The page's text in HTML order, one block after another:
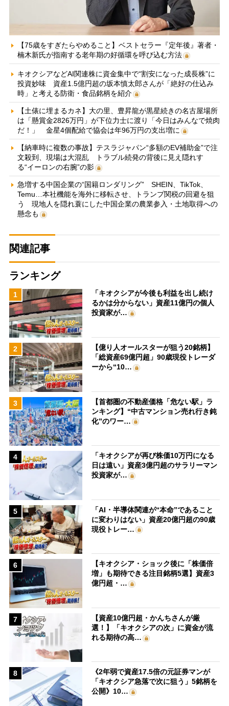
【75歳をすぎたらやめること】ベストセラー『定年後』著者・
楠木新氏が指南する老年期の好循環を呼び込む方法
キオクシアなどAI関連株に資金集中で“割安になった成長株”に
投資妙味 資産1.5億円超の坂本慎太郎さんが「絶好の仕込み
時」と考える防衛・食品銘柄を紹介
【土俵に埋まるカネ】大の里、豊昇龍が黒星続きの名古屋場所
は「懸賞金2826万円」が下位力士に渡り「今日はみんなで焼肉
だ！」 金星4個配給で協会は年96万円の支出増に
【納車時に複数の事故】テスラジャパン“多額のEV補助金”で注
文殺到、現場は大混乱 トラブル続発の背後に見え隠れす
る“イーロンの右腕”の影
急増する中国企業の“国籍ロンダリング” SHEIN、TikTok、
Temu…本社機能を海外に移転させ、トランプ関税の回避を狙
う 現地人を隠れ蓑にした中国企業の農業参入・土地取得への
懸念も
関連記事
ランキング
1
「キオクシアが今後も利益を出し続け
るかは分からない」資産11億円の個人
投資家が…
2
【億り人オールスターが狙う20銘柄】
「総資産69億円超」90歳現役トレーダ
ーから“10…
3
【首都圏の不動産価格「危ない駅」ラ
ンキング】“中古マンション売れ行き鈍
化”のワー…
4
「キオクシアが再び株価10万円になる
日は遠い」資産3億円超のサラリーマン
投資家が…
5
「AI・半導体関連が“本命”であること
に変わりはない」資産20億円超の90歳
現役トレー…
6
【キオクシア・ショック後に「株価倍
増」も期待できる注目銘柄5選】資産3
億円超・…
7
【資産10億円超・かんちさんが厳
選！】「キオクシアの次」に資金が流
れる期待の高…
8
《2年弱で資産17.5倍の元証券マンが
「キオクシア急落で次に狙う」5銘柄を
公開》10…